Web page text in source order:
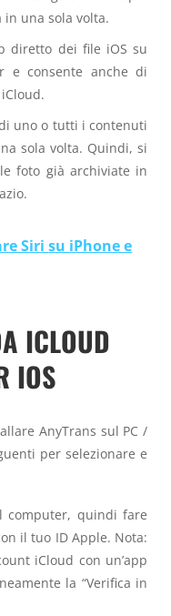
una sola volta.
diretto dei file iOS su
e consente anche di
uno o tutti i contenuti
sola volta. Quindi, si
foto già archiviate in
Siri su iPhone e
ICLOUD
IOS
AnyTrans sul PC /
per selezionare e
computer, quindi fare
il tuo ID Apple. Nota:
iCloud con un’app
la “Verifica in